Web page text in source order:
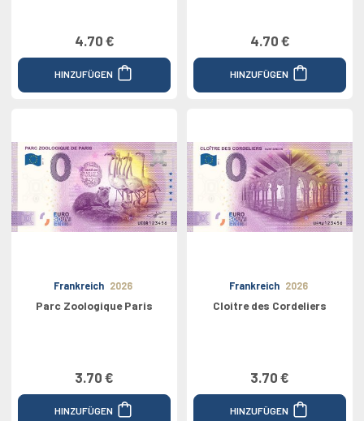
4.70 €
HINZUFÜGEN
4.70 €
HINZUFÜGEN
Frankreich 2026
Parc Zoologique Paris
3.70 €
HINZUFÜGEN
Frankreich 2026
Cloitre des Cordeliers
3.70 €
HINZUFÜGEN